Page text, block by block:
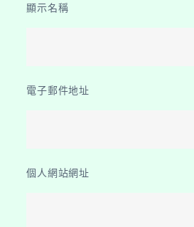
顯示名稱
電子郵件地址
個人網站網址